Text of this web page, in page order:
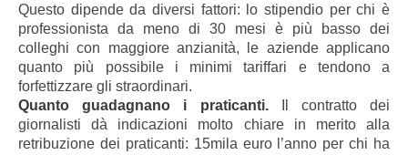
Questo dipende da diversi fattori: lo stipendio per chi è
professionista da meno di 30 mesi è più basso dei
colleghi con maggiore anzianità, le aziende applicano
quanto più possibile i minimi tariffari e tendono a
forfettizzare gli straordinari.
Quanto guadagnano i praticanti.Il contratto dei
giornalisti dà indicazioni molto chiare in merito alla
retribuzione dei praticanti: 15mila euro l’anno per chi ha